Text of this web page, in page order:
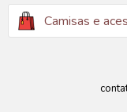
Camisas e